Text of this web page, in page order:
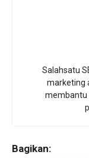
Salahsatu
marketing
membantu
Bagikan: